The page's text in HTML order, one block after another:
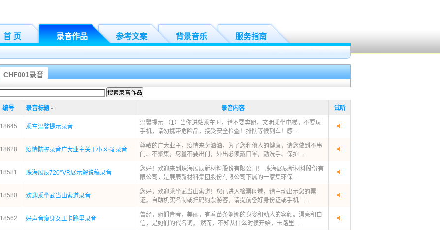
首 页 录音作品 参考文案 背景音乐 服务指南
CHF001录音
编号 录音标题 录音内容 试听
18645 乘车温馨提示录音
温馨提示 （1）当你进站乘车时，请不要奔跑，文明乘坐电梯，不要玩
手机，请勿携带危险品，接受安全检查！排队等候列车！感 ...
18628 疫情防控录音广大业主关于小区强 录音
尊敬的广大业主，疫情来势汹汹，为了您和他人的健康，请您做到不串
门、不聚集，尽量不要出门，外出必须戴口罩，勤洗手、保护 ...
18581 珠海展辰720°VR展示解说稿录音
您好！欢迎来到珠海展辰新材料股份有限公司！ 珠海展辰新材料股份有
限公司，是展辰新材料集团股份有限公司下属的一家集环保 ...
18580 欢迎乘坐武当山索道录音
您好，欢迎乘坐武当山索道！您已进入检票区域，请主动出示您的票
证。自助机实名制或扫码购票游客，请提前备好身份证或手机二 ...
18562 好声音瘦身女王卡路里录音
曾经，她们青春，美丽，有着苗条婀娜的身姿和动人的容颜。漂亮和自
信，是她们的代名词。 然而，不知从什么时候开始，卡路里 ...